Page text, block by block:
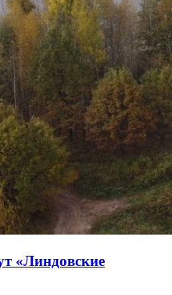
«Линдовские